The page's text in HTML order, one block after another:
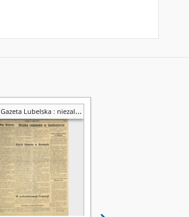
Gazeta Lubelska : niezależny organ demokratyczny